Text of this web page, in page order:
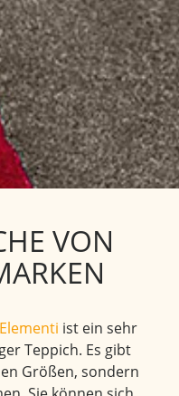
VON
ist ein sehr
Teppich. Es gibt
Größen, sondern